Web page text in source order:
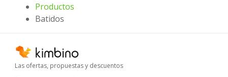
Productos
Batidos
Las ofertas, propuestas y descuentos